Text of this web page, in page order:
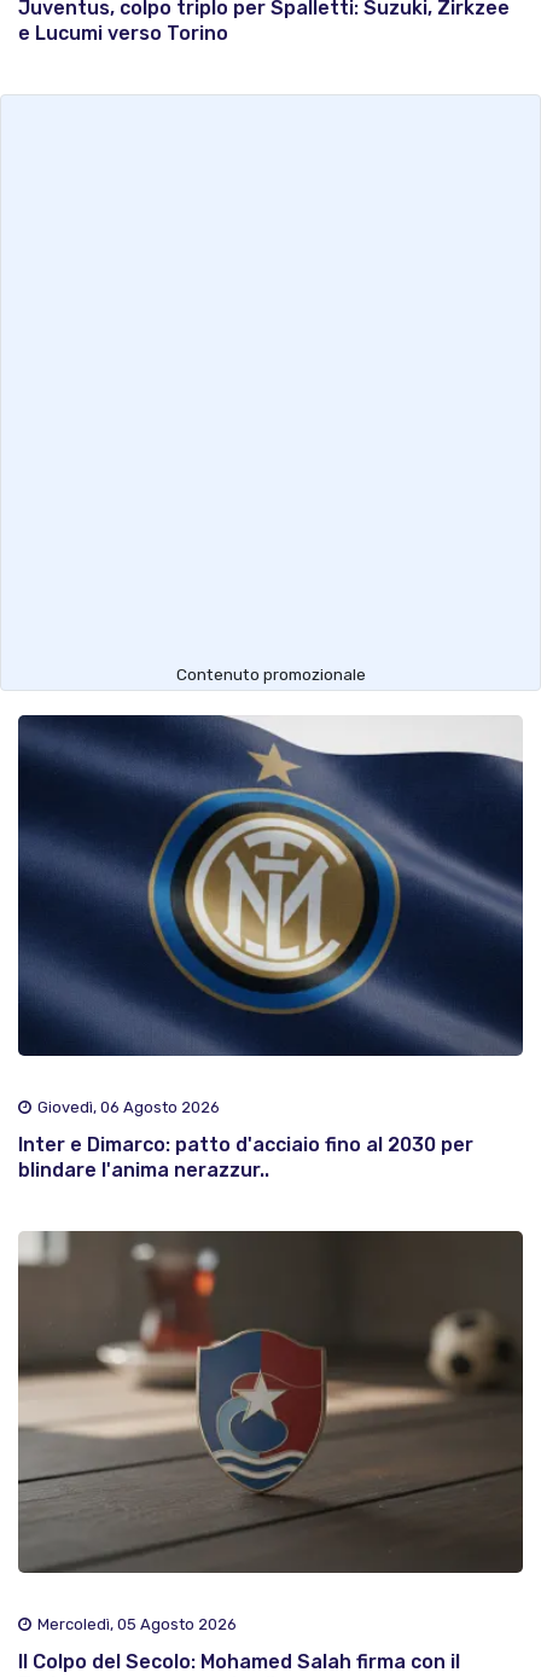
Juventus, colpo triplo per Spalletti: Suzuki, Zirkzee
e Lucumi verso Torino
Contenuto promozionale
Giovedì, 06 Agosto 2026
Inter e Dimarco: patto d'acciaio fino al 2030 per
blindare l'anima nerazzur..
Mercoledì, 05 Agosto 2026
Il Colpo del Secolo: Mohamed Salah firma con il